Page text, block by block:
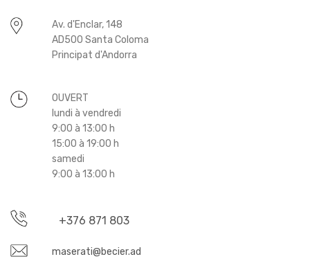
Av. d'Enclar, 148
AD500 Santa Coloma
Principat d'Andorra
OUVERT
lundi à vendredi
9:00 à 13:00 h
15:00 à 19:00 h
samedi
9:00 à 13:00 h
+376 871 803
maserati@becier.ad